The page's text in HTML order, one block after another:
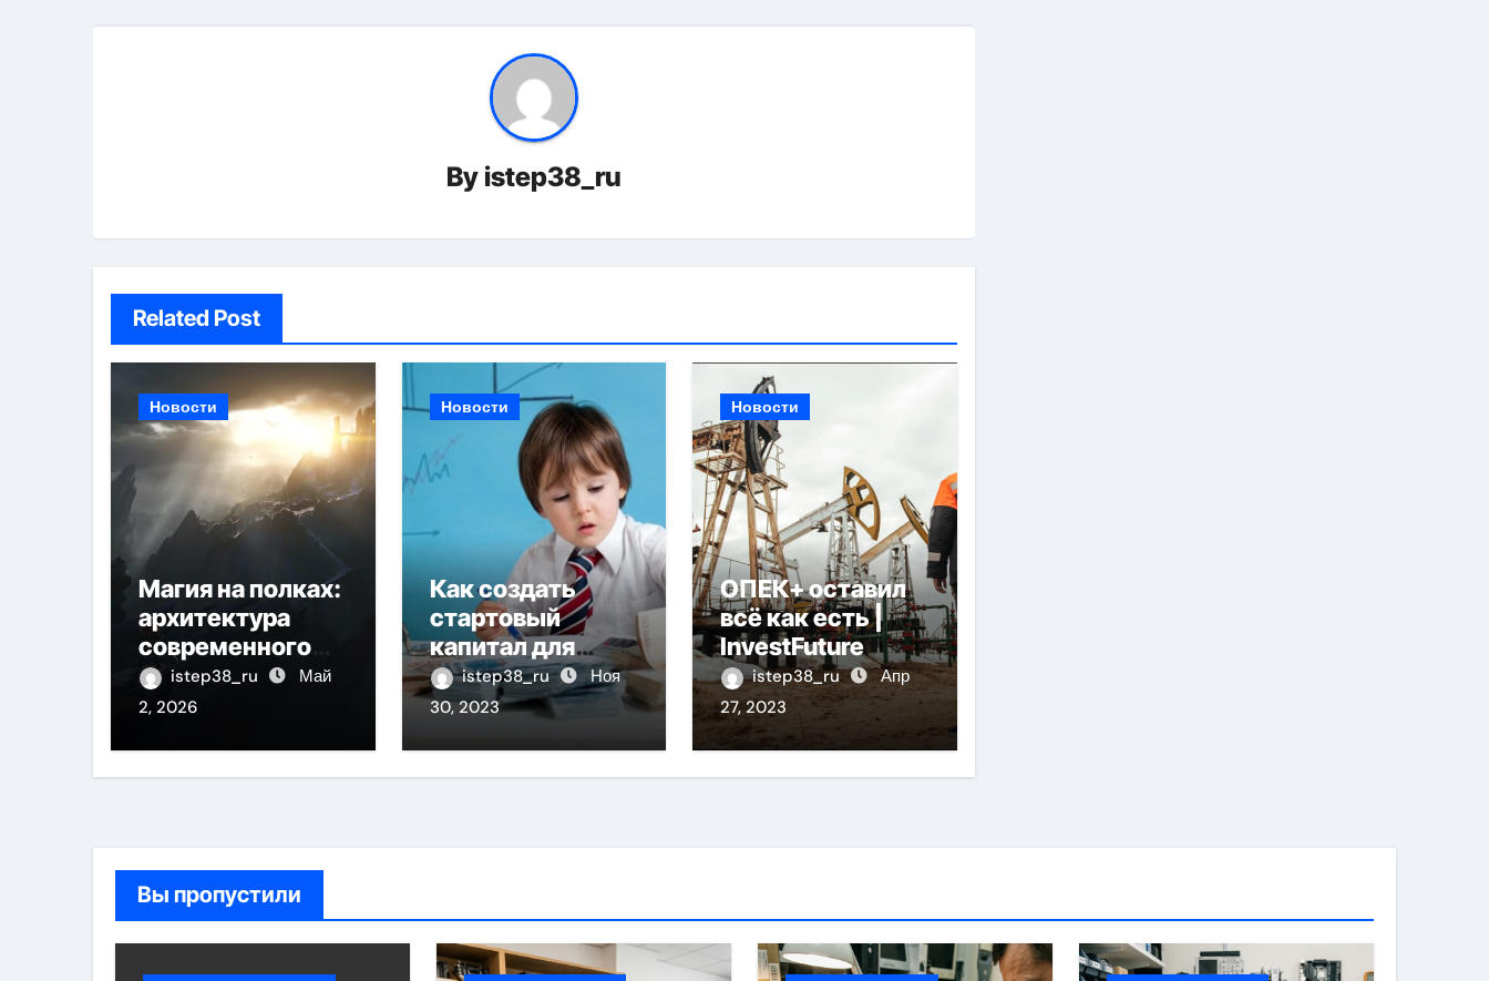
By istep38_ru
Related Post
Новости
Магия на полках:
архитектура
современного
фэнтези
istep38_ru
Май
2, 2026
Новости
Как создать
стартовый
капитал для
ребёнка
istep38_ru
Ноя
30, 2023
Новости
ОПЕК+ оставил
всё как есть |
InvestFuture
istep38_ru
Апр
27, 2023
Вы пропустили